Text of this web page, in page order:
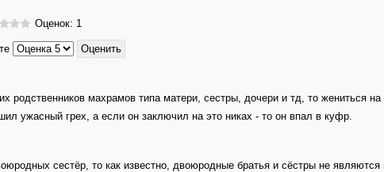
Оценок: 1
родственников махрамов типа матери, сестры, дочери и тд, то жениться
ужасный грех, а если он заключил на это никах - то он впал в куфр.
сестёр, то как известно, двоюродные братья и сёстры не